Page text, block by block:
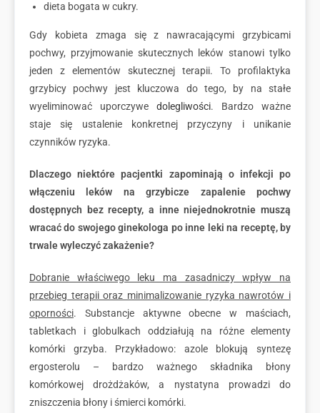
dieta bogata w cukry.
Gdy kobieta zmaga się z nawracającymi grzybicami
pochwy, przyjmowanie skutecznych leków stanowi tylko
jeden z elementów skutecznej terapii. To profilaktyka
grzybicy pochwy jest kluczowa do tego, by na stałe
wyeliminować uporczywe dolegliwości. Bardzo ważne
staje się ustalenie konkretnej przyczyny i unikanie
czynników ryzyka.
Dlaczego niektóre pacjentki zapominają o infekcji po
włączeniu leków na grzybicze zapalenie pochwy
dostępnych bez recepty, a inne niejednokrotnie muszą
wracać do swojego ginekologa po inne leki na receptę, by
trwale wyleczyć zakażenie?
Dobranie właściwego leku ma zasadniczy wpływ na
przebieg terapii oraz minimalizowanie ryzyka nawrotów i
oporności. Substancje aktywne obecne w maściach,
tabletkach i globulkach oddziałują na różne elementy
komórki grzyba. Przykładowo: azole blokują syntezę
ergosterolu – bardzo ważnego składnika błony
komórkowej drożdżaków, a nystatyna prowadzi do
zniszczenia błony i śmierci komórki.